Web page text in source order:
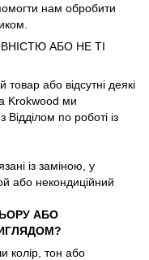
нам обробити
АБО НЕ ТІ
або відсутні деякі
Krokwood ми
по роботі із
із заміною, у
або некондиційний
АБО
колір, тон або